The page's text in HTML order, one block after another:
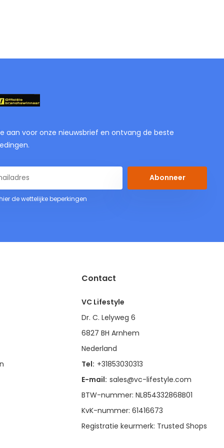
aan voor onze nieuwsbrief en ontvang de beste
Abonneer
de wettelijke beperkingen
Contact
VC Lifestyle
Dr. C. Lelyweg 6
6827 BH Arnhem
Nederland
Tel: +31853030313
E-mail: sales@vc-lifestyle.com
BTW-nummer: NL854332868B01
KvK-nummer: 61416673
Registratie keurmerk: Trusted Shops